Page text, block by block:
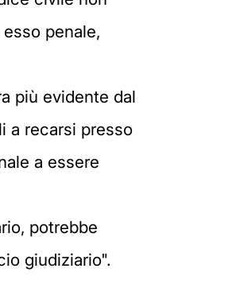
penale,
più evidente dal
a recarsi presso
a essere
potrebbe
giudiziario".